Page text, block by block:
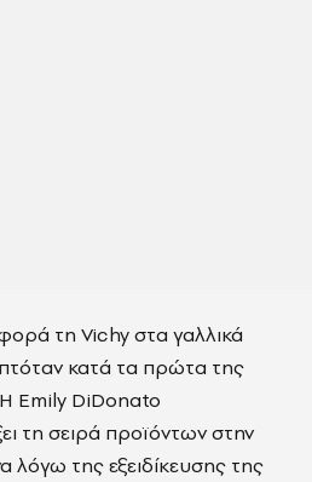
τη Vichy στα γαλλικά
κατά τα πρώτα της
Η Emily DiDonato
τη σειρά προϊόντων στην
λόγω της εξειδίκευσης της